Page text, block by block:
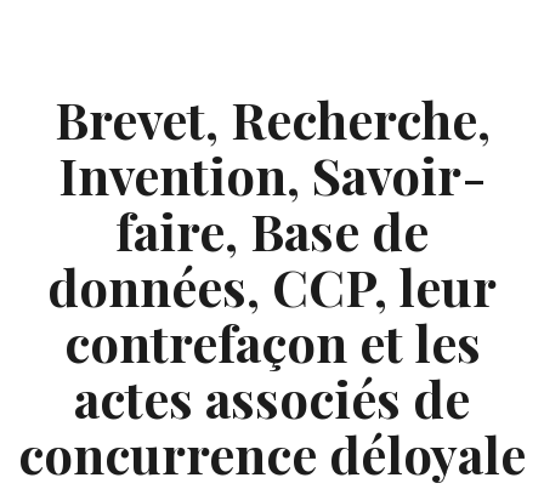
Brevet, Recherche,
Invention, Savoir-
faire, Base de
données, CCP, leur
contrefaçon et les
actes associés de
concurrence déloyale